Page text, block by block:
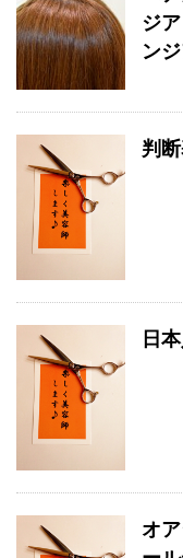
ジ
ン
判
日
オ